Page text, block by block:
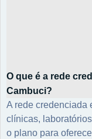
O que é a rede
Cambuci?
A rede credenciada
clínicas,
o plano para